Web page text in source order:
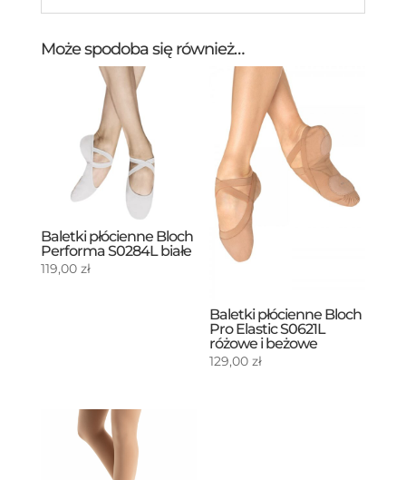
Może spodoba się również…
Baletki płócienne Bloch
Performa S0284L białe
119,00 zł
Baletki płócienne Bloch
Pro Elastic S0621L
różowe i beżowe
129,00zł